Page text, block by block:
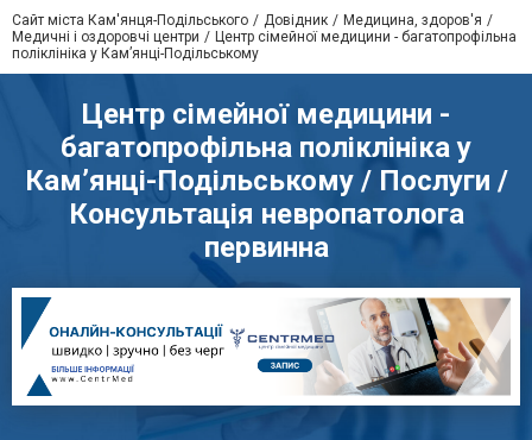
Сайт міста Кам'янця-Подільського Довідник
Медицина, здоров'я
Медичні і оздоровчі центри
Центр сімейної медицини - багатопрофільна
поліклініка у Кам’янці-Подільському
Центр сімейної медицини -
багатопрофільна поліклініка у
Кам’янці-Подільському / Послуги /
Консультація невропатолога
первинна